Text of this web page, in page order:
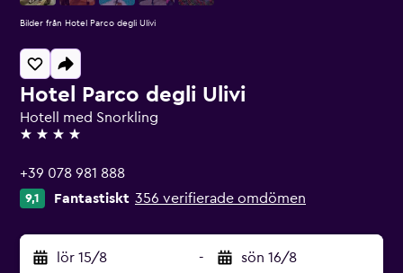
Hotel Parco degli Ulivi
Hotell med Snorkling
4 stjärnor
+39 078 981 888
9,1 Fantastiskt 356 verifierade omdömen
lör 15/8 - sön 16/8
Bilder från Hotel Parco degli Ulivi